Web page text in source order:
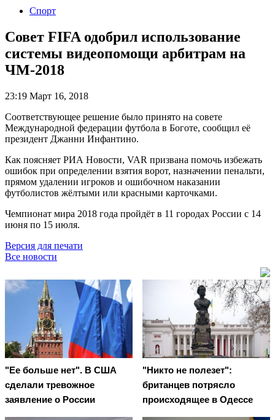
Спорт
Совет FIFA одобрил использование
системы видеопомощи арбитрам на
ЧМ-2018
23:19 Март 16, 2018
Соответствующее решение было принято на совете
Международной федерации футбола в Боготе, сообщил её
президент Джанни Инфантино.
Как поясняет РИА Новости, VAR призвана помочь избежать
ошибок при определении взятия ворот, назначении пенальти,
прямом удалении игроков и ошибочном наказании
футболистов жёлтыми или красными карточками.
Чемпионат мира 2018 года пройдёт в 11 городах России с 14
июня по 15 июля.
Версия для печати
Все новости
"Ее больше нет". В США
сделали тревожное
заявление о России
"Никто не полезет":
британцев потрясло
происходящее в Одессе